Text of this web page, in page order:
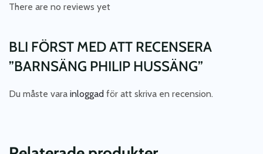
There are no reviews yet
BLI FÖRST MED ATT RECENSERA
”BARNSÄNG PHILIP HUSSÄNG”
Du måste vara inloggad för att skriva en recension.